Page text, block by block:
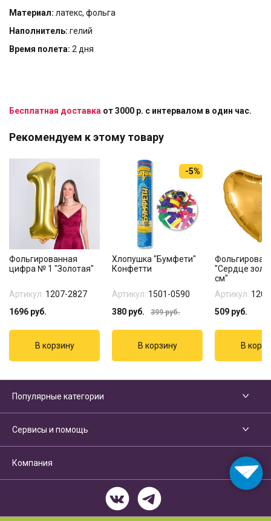
Материал: латекс, фольга
Наполнитель: гелий
Время полета: 2 дня
Бесплатная доставка от 3000 р. с интервалом в один час.
Рекомендуем к этому товару
Фольгированная
цифра № 1 "Золотая"
Артикул: 1207-2827
1696 руб.
-5%
Хлопушка "Бумфети"
Конфетти
Артикул: 1501-0590
380 руб. 399руб.
"Сердце
см"
Артикул:
509 руб.
Популярные категории
Сервисы и помощь
Компания